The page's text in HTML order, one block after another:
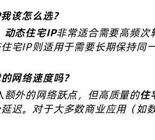
该怎么选？
动态住宅IP非常适合需要高频次
宅IP则适用于需要长期保持同
网络速度吗？
外的网络跃点，但高质量的住
迟。对于大多数商业应用（如